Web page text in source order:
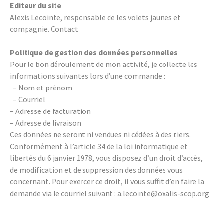
Editeur du site
Alexis Lecointe, responsable de les volets jaunes et
compagnie. Contact
Politique de gestion des données personnelles
Pour le bon déroulement de mon activité, je collecte les
informations suivantes lors d’une commande :
– Nom et prénom
– Courriel
– Adresse de facturation
– Adresse de livraison
Ces données ne seront ni vendues ni cédées à des tiers.
Conformément à l’article 34 de la loi informatique et
libertés du 6 janvier 1978, vous disposez d’un droit d’accès,
de modification et de suppression des données vous
concernant. Pour exercer ce droit, il vous suffit d’en faire la
demande via le courriel suivant : a.lecointe@oxalis-scop.org